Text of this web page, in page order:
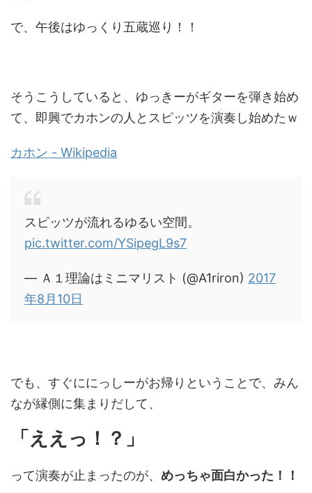
で、午後はゆっくり五蔵巡り！！
そうこうしていると、ゆっきーがギターを弾き始め
て、即興でカホンの人とスピッツを演奏し始めたｗ
カホン - Wikipedia
スピッツが流れるゆるい空間。
pic.twitter.com/YSipegL9s7
— Ａ１理論はミニマリスト (@A1riron) 2017
年8月10日
でも、すぐににっしーがお帰りということで、みん
なが縁側に集まりだして、
「ええっ！？」
って演奏が止まったのが、 めっちゃ面白かった！！